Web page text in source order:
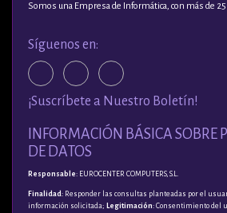
Somos una Empresa de Informática, con más de
Síguenos en:
¡Suscríbete a Nuestro Boletín!
INFORMACIÓN BÁSICA SOBRE
DE DATOS
Responsable: EUROCENTER COMPUTERS, S.L.
Finalidad: Responder las consultas planteadas por el
información solicitada; Legitimación: Consentimiento del